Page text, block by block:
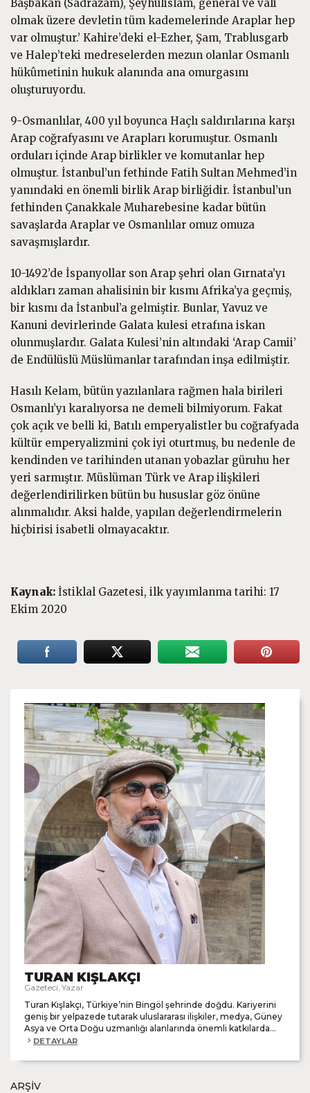
Başbakan (Sadrazam), Şeyhülislam, general ve vali
olmak üzere devletin tüm kademelerinde Araplar hep
var olmuştur.’ Kahire’deki el-Ezher, Şam, Trablusgarb
ve Halep’teki medreselerden mezun olanlar Osmanlı
hükûmetinin hukuk alanında ana omurgasını
oluşturuyordu.
9-Osmanlılar, 400 yıl boyunca Haçlı saldırılarına karşı
Arap coğrafyasını ve Arapları korumuştur. Osmanlı
orduları içinde Arap birlikler ve komutanlar hep
olmuştur. İstanbul’un fethinde Fatih Sultan Mehmed’in
yanındaki en önemli birlik Arap birliğidir. İstanbul’un
fethinden Çanakkale Muharebesine kadar bütün
savaşlarda Araplar ve Osmanlılar omuz omuza
savaşmışlardır.
10-1492’de İspanyollar son Arap şehri olan Gırnata’yı
aldıkları zaman ahalisinin bir kısmı Afrika’ya geçmiş,
bir kısmı da İstanbul’a gelmiştir. Bunlar, Yavuz ve
Kanuni devirlerinde Galata kulesi etrafına iskan
olunmuşlardır. Galata Kulesi’nin altındaki ‘Arap Camii’
de Endülüslü Müslümanlar tarafından inşa edilmiştir.
Hasılı Kelam, bütün yazılanlara rağmen hala birileri
Osmanlı’yı karalıyorsa ne demeli bilmiyorum. Fakat
çok açık ve belli ki, Batılı emperyalistler bu coğrafyada
kültür emperyalizmini çok iyi oturtmuş, bu nedenle de
kendinden ve tarihinden utanan yobazlar güruhu her
yeri sarmıştır. Müslüman Türk ve Arap ilişkileri
değerlendirilirken bütün bu hususlar göz önüne
alınmalıdır. Aksi halde, yapılan değerlendirmelerin
hiçbirisi isabetli olmayacaktır.
Kaynak: İstiklal Gazetesi, ilk yayımlanma tarihi: 17
Ekim 2020
TURAN KIŞLAKÇI
Gazeteci, Yazar
Turan Kışlakçı, Türkiye’nin Bingöl şehrinde doğdu. Kariyerini
geniş bir yelpazede tutarak uluslararası ilişkiler, medya, Güney
Asya ve Orta Doğu uzmanlığı alanlarında önemli katkılarda...
DETAYLAR
ARŞİV